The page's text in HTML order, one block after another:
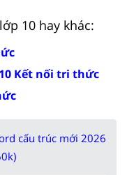
10 hay khác:
Kết nối tri thức
cấu trúc mới 2026